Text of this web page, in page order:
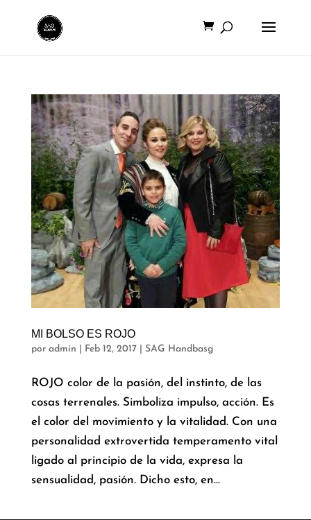
MI BOLSO ES ROJO
por admin Feb 12, 2017| SAG Handbasg
ROJO color de la pasión, del instinto, de las
cosas terrenales. Simboliza impulso, acción. Es
el color del movimiento y la vitalidad. Con una
personalidad extrovertida temperamento vital
ligado al principio de la vida, expresa la
sensualidad, pasión. Dicho esto, en...